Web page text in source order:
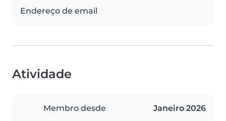
Endereço de email
Atividade
Membro desde Janeiro 2026